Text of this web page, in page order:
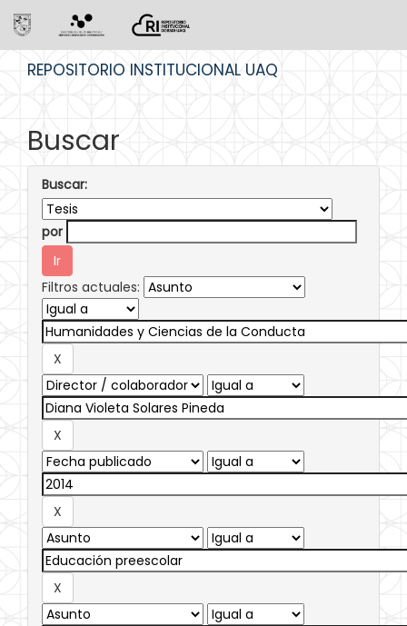
REPOSITORIO INSTITUCIONAL UAQ
Buscar
Buscar:
por
Filtros actuales: